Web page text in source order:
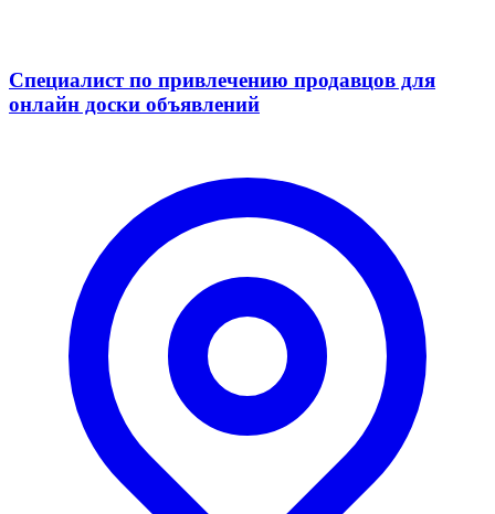
Специалист по привлечению продавцов для
онлайн доски объявлений